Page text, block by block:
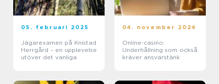
05. februari 2025
Jägarexamen på Knistad
Herrgård – en upplevelse
utöver det vanliga
04. november 2024
Online-casino:
Underhållning som också
kräver ansvarstänk